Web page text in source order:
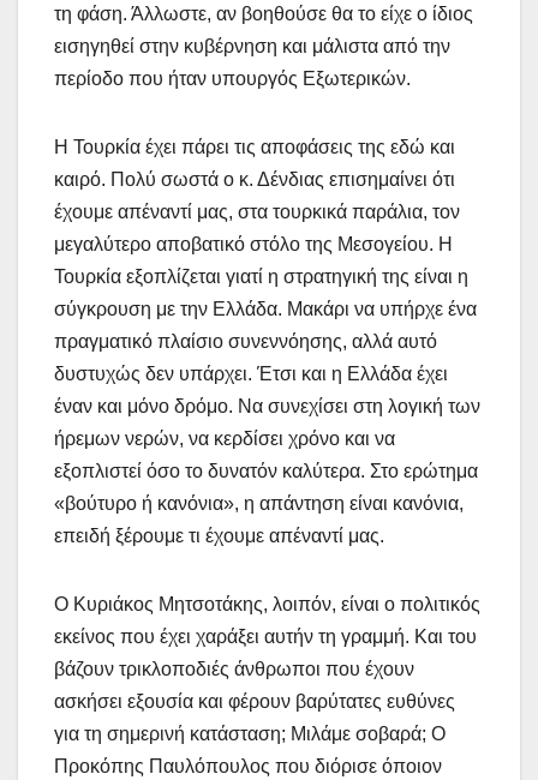
τη φάση. Άλλωστε, αν βοηθούσε θα το είχε ο ίδιος
εισηγηθεί στην κυβέρνηση και μάλιστα από την
περίοδο που ήταν υπουργός Εξωτερικών.
Η Τουρκία έχει πάρει τις αποφάσεις της εδώ και
καιρό. Πολύ σωστά ο κ. Δένδιας επισημαίνει ότι
έχουμε απέναντί μας, στα τουρκικά παράλια, τον
μεγαλύτερο αποβατικό στόλο της Μεσογείου. Η
Τουρκία εξοπλίζεται γιατί η στρατηγική της είναι η
σύγκρουση με την Ελλάδα. Μακάρι να υπήρχε ένα
πραγματικό πλαίσιο συνεννόησης, αλλά αυτό
δυστυχώς δεν υπάρχει. Έτσι και η Ελλάδα έχει
έναν και μόνο δρόμο. Να συνεχίσει στη λογική των
ήρεμων νερών, να κερδίσει χρόνο και να
εξοπλιστεί όσο το δυνατόν καλύτερα. Στο ερώτημα
«βούτυρο ή κανόνια», η απάντηση είναι κανόνια,
επειδή ξέρουμε τι έχουμε απέναντί μας.
Ο Κυριάκος Μητσοτάκης, λοιπόν, είναι ο πολιτικός
εκείνος που έχει χαράξει αυτήν τη γραμμή. Και του
βάζουν τρικλοποδιές άνθρωποι που έχουν
ασκήσει εξουσία και φέρουν βαρύτατες ευθύνες
για τη σημερινή κατάσταση; Μιλάμε σοβαρά; Ο
Προκόπης Παυλόπουλος που διόρισε όποιον